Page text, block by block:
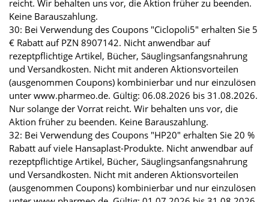
reicht. Wir behalten uns vor, die Aktion früher zu beenden.
Keine Barauszahlung.
30: Bei Verwendung des Coupons "Ciclopoli5" erhalten Sie 5
€ Rabatt auf PZN 8907142. Nicht anwendbar auf
rezeptpflichtige Artikel, Bücher, Säuglingsanfangsnahrung
und Versandkosten. Nicht mit anderen Aktionsvorteilen
(ausgenommen Coupons) kombinierbar und nur einzulösen
unter www.pharmeo.de. Gültig: 06.08.2026 bis 31.08.2026.
Nur solange der Vorrat reicht. Wir behalten uns vor, die
Aktion früher zu beenden. Keine Barauszahlung.
32: Bei Verwendung des Coupons "HP20" erhalten Sie 20 %
Rabatt auf viele Hansaplast-Produkte. Nicht anwendbar auf
rezeptpflichtige Artikel, Bücher, Säuglingsanfangsnahrung
und Versandkosten. Nicht mit anderen Aktionsvorteilen
(ausgenommen Coupons) kombinierbar und nur einzulösen